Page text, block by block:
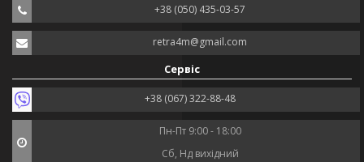
+38 (050) 435-03-57
retra4m@gmail.com
Сервіс
+38 (067) 322-88-48
Пн-Пт 9:00 - 18:00
Сб, Нд вихідний